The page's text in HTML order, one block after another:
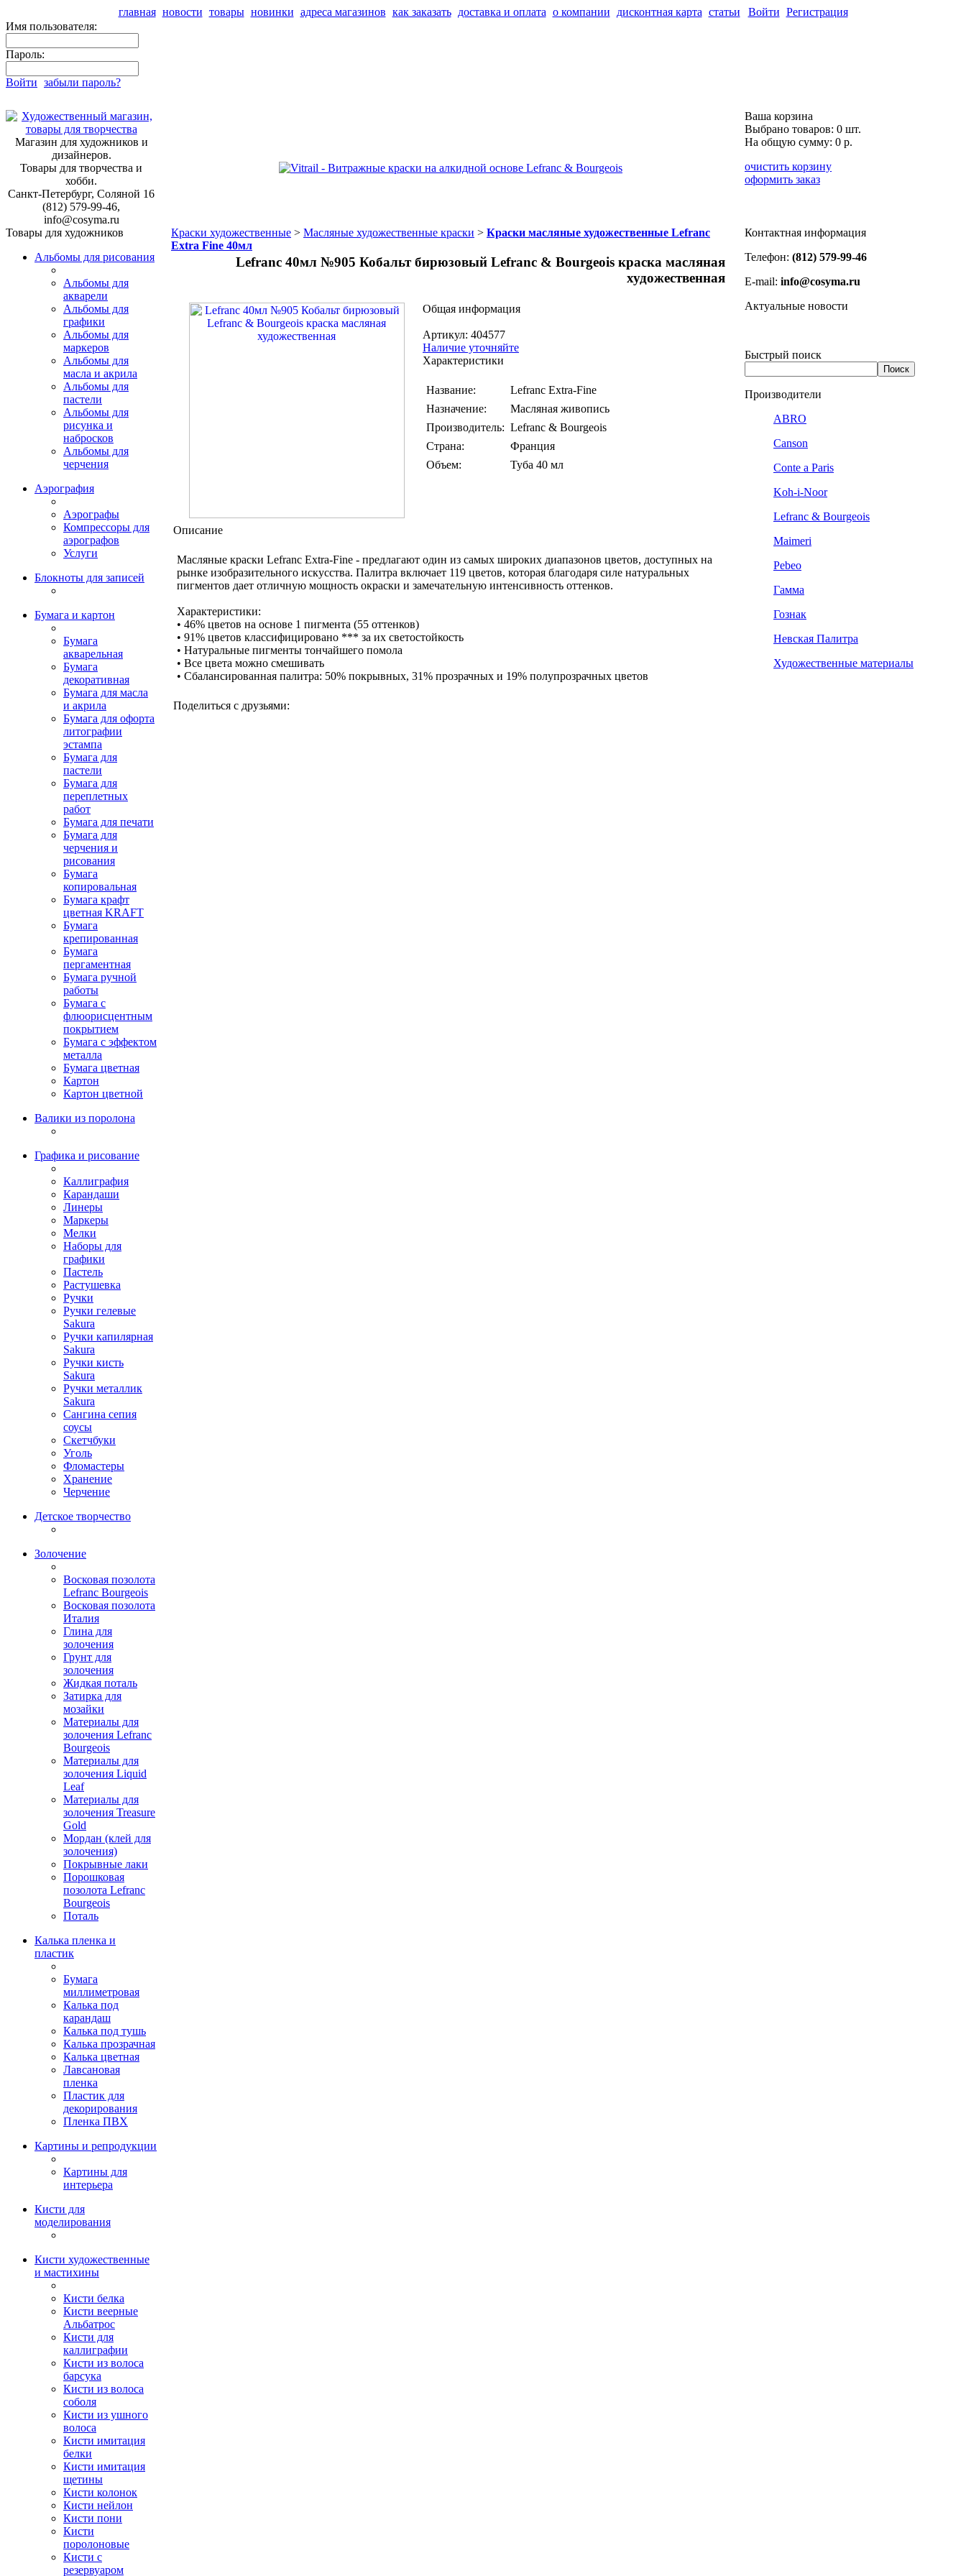
главная новости товары новинки адреса магазинов как заказать доставка и оплата о компании дисконтная карта статьи Войти Регистрация
Имя пользователя:
Пароль:
Войти забыли пароль?
Магазин для художников и
дизайнеров.
Товары для творчества и
хобби.
Санкт-Петербург, Соляной 16
(812) 579-99-46,
info@cosyma.ru
Ваша корзина
Выбрано товаров: 0 шт.
На общую сумму: 0 р.
очистить корзину
оформить заказ
Товары для художников
Альбомы для рисования
Альбомы для
акварели
Альбомы для
графики
Альбомы для
маркеров
Альбомы для
масла и акрила
Альбомы для
пастели
Альбомы для
рисунка и
набросков
Альбомы для
черчения
Аэрография
Аэрографы
Компрессоры для
аэрографов
Услуги
Блокноты для записей
Бумага и картон
Бумага
акварельная
Бумага
декоративная
Бумага для масла
и акрила
Бумага для офорта
литографии
эстампа
Бумага для
пастели
Бумага для
переплетных
работ
Бумага для печати
Бумага для
черчения и
рисования
Бумага
копировальная
Бумага крафт
цветная KRAFT
Бумага
крепированная
Бумага
пергаментная
Бумага ручной
работы
Бумага с
флюорисцентным
покрытием
Бумага с эффектом
металла
Бумага цветная
Картон
Картон цветной
Валики из поролона
Графика и рисование
Каллиграфия
Карандаши
Линеры
Маркеры
Мелки
Наборы для
графики
Пастель
Растушевка
Ручки
Ручки гелевые
Sakura
Ручки капилярная
Sakura
Ручки кисть
Sakura
Ручки металлик
Sakura
Сангина сепия
соусы
Скетчбуки
Уголь
Фломастеры
Хранение
Черчение
Детское творчество
Золочение
Восковая позолота
Lefranc Bourgeois
Восковая позолота
Италия
Глина для
золочения
Грунт для
золочения
Жидкая поталь
Затирка для
мозайки
Материалы для
золочения Lefranc
Bourgeois
Материалы для
золочения Liquid
Leaf
Материалы для
золочения Treasure
Gold
Мордан (клей для
золочения)
Покрывные лаки
Порошковая
позолота Lefranc
Bourgeois
Поталь
Калька пленка и
пластик
Бумага
миллиметровая
Калька под
карандаш
Калька под тушь
Калька прозрачная
Калька цветная
Лавсановая
пленка
Пластик для
декорирования
Пленка ПВХ
Картины и репродукции
Картины для
интерьера
Кисти для
моделирования
Кисти художественные
и мастихины
Кисти белка
Кисти веерные
Альбатрос
Кисти для
каллиграфии
Кисти из волоса
барсука
Кисти из волоса
соболя
Кисти из ушного
волоса
Кисти имитация
белки
Кисти имитация
щетины
Кисти колонок
Кисти нейлон
Кисти пони
Кисти
поролоновые
Кисти с
резервуаром
Краски художественные > Масляные художественные краски > Краски масляные художественные Lefranc
Extra Fine 40мл
Lefranc 40мл №905 Кобальт бирюзовый Lefranc & Bourgeois краска масляная
художественная
Общая информация
Артикул: 404577
Наличие уточняйте
Характеристики
Название:
Lefranc Extra-Fine
Назначение:
Масляная живопись
Производитель: Lefranc & Bourgeois
Страна:
Франция
Объем:
Туба 40 мл
Описание
Масляные краски Lefranc Extra-Fine - предлагают один из самых широких диапазонов цветов, доступных на
рынке изобразительного искусства. Палитра включает 119 цветов, которая благодаря силе натуральных
пигментов дает отличную мощность окраски и замечательную интенсивность оттенков.
Характеристики:
• 46% цветов на основе 1 пигмента (55 оттенков)
• 91% цветов классифицировано *** за их светостойкость
• Натуральные пигменты тончайшего помола
• Все цвета можно смешивать
• Сбалансированная палитра: 50% покрывных, 31% прозрачных и 19% полупрозрачных цветов
Поделиться с друзьями:
Контактная информация
Телефон: (812) 579-99-46
E-mail: info@cosyma.ru
Актуальные новости
Быстрый поиск
Производители
ABRO
Canson
Conte a Paris
Koh-i-Noor
Lefranc & Bourgeois
Maimeri
Pebeo
Гамма
Гознак
Невская Палитра
Художественные материалы